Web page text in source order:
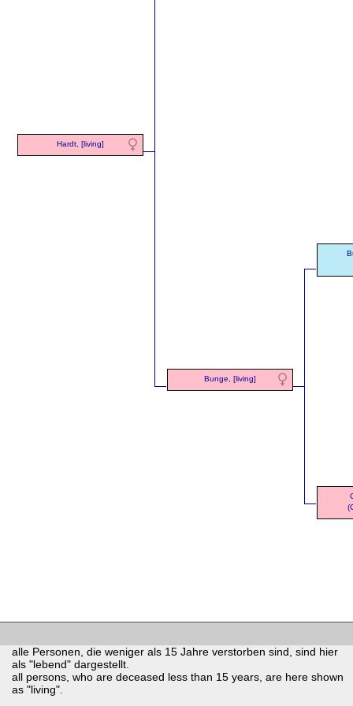
Hardt, [living]
Bunge, [living]
alle Personen, die weniger als 15 Jahre verstorben sind, sind hier
als "lebend" dargestellt.
all persons, who are deceased less than 15 years, are here shown
as "living".